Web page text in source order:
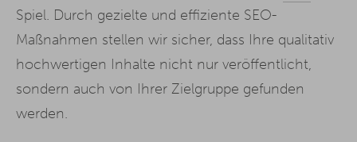
Spiel. Durch gezielte und effiziente SEO-
Maßnahmen stellen wir sicher, dass Ihre qualitativ
hochwertigen Inhalte nicht nur veröffentlicht,
sondern auch von Ihrer Zielgruppe gefunden
werden.